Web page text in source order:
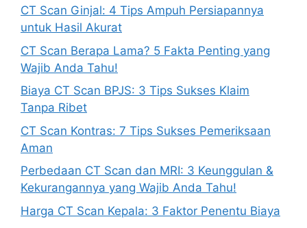
CT Scan Ginjal: 4 Tips Ampuh Persiapannya
untuk Hasil Akurat
CT Scan Berapa Lama? 5 Fakta Penting yang
Wajib Anda Tahu!
Biaya CT Scan BPJS: 3 Tips Sukses Klaim
Tanpa Ribet
CT Scan Kontras: 7 Tips Sukses Pemeriksaan
Aman
Perbedaan CT Scan dan MRI: 3 Keunggulan &
Kekurangannya yang Wajib Anda Tahu!
Harga CT Scan Kepala: 3 Faktor Penentu Biaya